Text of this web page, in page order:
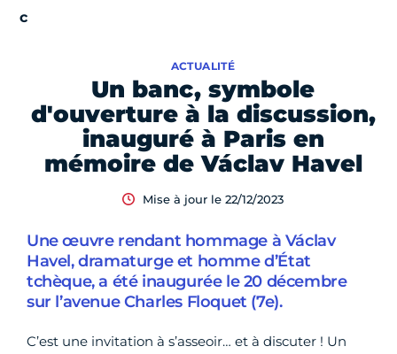
Un banc, symbole
d'ouverture à la discussion,
inauguré à Paris en
mémoire de Václav Havel
ACTUALITÉ
Mise à jour le 22/12/2023
Une œuvre rendant hommage à Václav
Havel, dramaturge et homme d’État
tchèque, a été inaugurée le 20 décembre
sur l’avenue Charles Floquet (7e).
C’est une invitation à s’asseoir… et à discuter ! Un